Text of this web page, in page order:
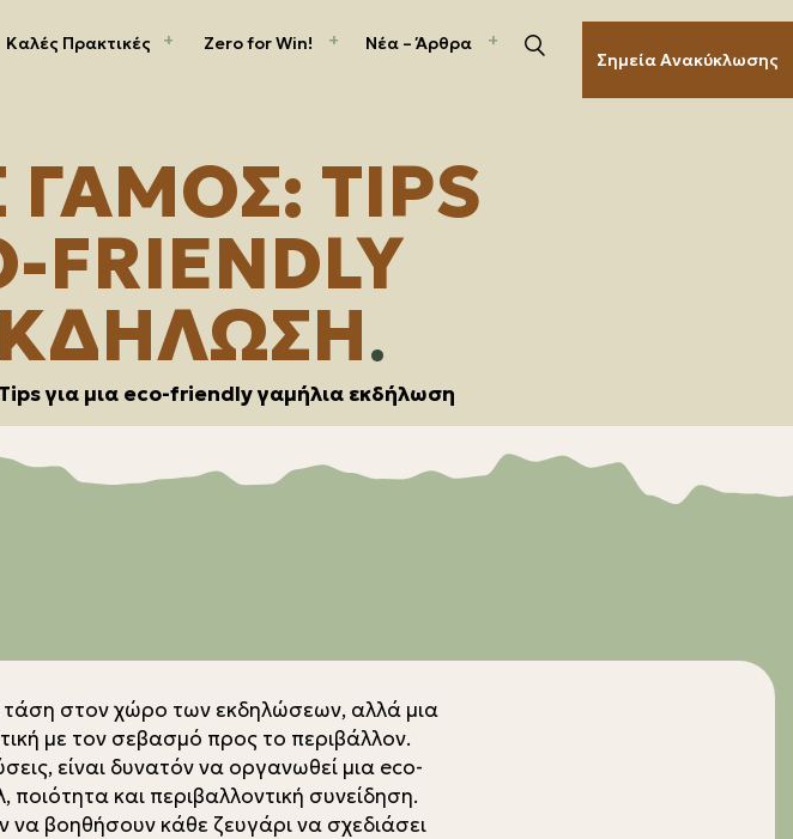
Καλές Πρακτικές Zero for Win! Νέα – Άρθρα Search Σημεία Ανακύκλωσης
TIPS
FRIENDLY
για μια eco-friendly γαμήλια εκδήλωση
τάση στον χώρο των εκδηλώσεων, αλλά μια
με τον σεβασμό προς το περιβάλλον.
είναι δυνατόν να οργανωθεί μια eco-
και περιβαλλοντική συνείδηση.
βοηθήσουν κάθε ζευγάρι να σχεδιάσει